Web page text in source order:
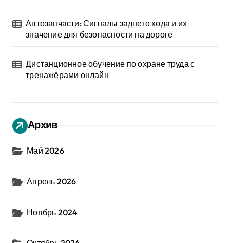
Автозапчасти: Сигналы заднего хода и их
значение для безопасности на дороге
Дистанционное обучение по охране труда с
тренажёрами онлайн
Архив
Май 2026
Апрель 2026
Ноябрь 2024